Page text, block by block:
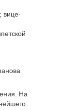
вице-
На